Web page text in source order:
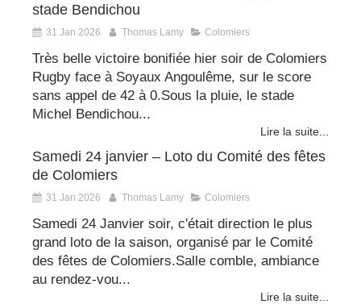
stade Bendichou
31 Jan 2026 Thomas Lamy Colomiers
Très belle victoire bonifiée hier soir de Colomiers
Rugby face à Soyaux Angoulême, sur le score
sans appel de 42 à 0.Sous la pluie, le stade
Michel Bendichou...
Lire la suite...
Samedi 24 janvier – Loto du Comité des fêtes
de Colomiers
31 Jan 2026 Thomas Lamy Colomiers
Samedi 24 Janvier soir, c'était direction le plus
grand loto de la saison, organisé par le Comité
des fêtes de Colomiers.Salle comble, ambiance
au rendez-vou...
Lire la suite...